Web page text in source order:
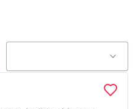
protections auditives,
masques oculaires et
, c'est le bien-être actif pour